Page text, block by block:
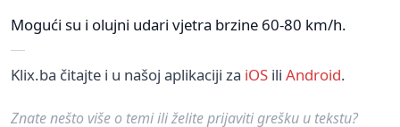
Mogući su i olujni udari vjetra brzine 60-80 km/h.
Klix.ba čitajte i u našoj aplikaciji za iOS ili Android.
Znate nešto više o temi ili želite prijaviti grešku u tekstu?